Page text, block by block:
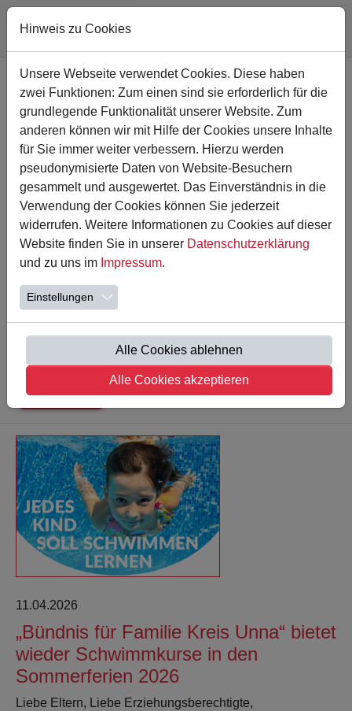
16.04.2026
Wir freuen uns sehr, Sie herzlich zu unserem diesjährigen
Schulfest einzuladen!
📅 Datum: 30.05.2026 | 🕒 Uhrzeit: 12-16 Uhr
Weiterlesen
11.04.2026
„Bündnis für Familie Kreis Unna“ bietet
wieder Schwimmkurse in den
Sommerferien 2026
Liebe Eltern, Liebe Erziehungsberechtigte,
Hinweis zu Cookies
Unsere Webseite verwendet Cookies. Diese haben
zwei Funktionen: Zum einen sind sie erforderlich für die
grundlegende Funktionalität unserer Website. Zum
anderen können wir mit Hilfe der Cookies unsere Inhalte
für Sie immer weiter verbessern. Hierzu werden
pseudonymisierte Daten von Website-Besuchern
gesammelt und ausgewertet. Das Einverständnis in die
Verwendung der Cookies können Sie jederzeit
widerrufen. Weitere Informationen zu Cookies auf dieser
Website finden Sie in unserer Datenschutzerklärung
und zu uns im Impressum.
Einstellungen
Alle Cookies ablehnen
Alle Cookies akzeptieren